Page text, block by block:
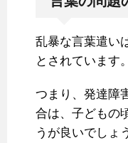
乱暴な言葉遣い
とされています。
つまり、発達障
合は、子どもの
うが良いでしょ